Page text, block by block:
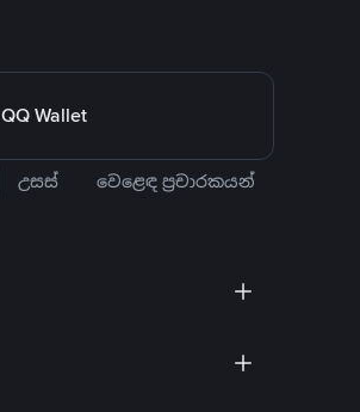
QQ Wallet
උසස් වෙළෙඳ ප්‍රචාරකයන්